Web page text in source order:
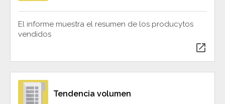
El informe muestra el resumen de los producytos
vendidos
open_in_new
Tendencia volumen